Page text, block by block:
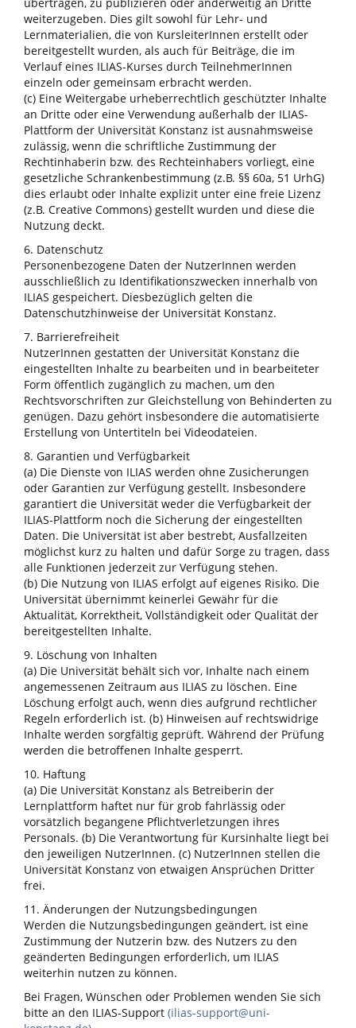
weiterzugeben. Dies gilt sowohl für Lehr- und
Lernmaterialien, die von KursleiterInnen erstellt oder
bereitgestellt wurden, als auch für Beiträge, die im
Verlauf eines ILIAS-Kurses durch TeilnehmerInnen
einzeln oder gemeinsam erbracht werden.
(c) Eine Weitergabe urheberrechtlich geschützter Inhalte
an Dritte oder eine Verwendung außerhalb der ILIAS-
Plattform der Universität Konstanz ist ausnahmsweise
zulässig, wenn die schriftliche Zustimmung der
Rechtinhaberin bzw. des Rechteinhabers vorliegt, eine
gesetzliche Schrankenbestimmung (z.B. §§ 60a, 51 UrhG)
dies erlaubt oder Inhalte explizit unter eine freie Lizenz
(z.B. Creative Commons) gestellt wurden und diese die
Nutzung deckt.
6. Datenschutz
Personenbezogene Daten der NutzerInnen werden
ausschließlich zu Identifikationszwecken innerhalb von
ILIAS gespeichert. Diesbezüglich gelten die
Datenschutzhinweise der Universität Konstanz.
7. Barrierefreiheit
NutzerInnen gestatten der Universität Konstanz die
eingestellten Inhalte zu bearbeiten und in bearbeiteter
Form öffentlich zugänglich zu machen, um den
Rechtsvorschriften zur Gleichstellung von Behinderten zu
genügen. Dazu gehört insbesondere die automatisierte
Erstellung von Untertiteln bei Videodateien.
8. Garantien und Verfügbarkeit
(a) Die Dienste von ILIAS werden ohne Zusicherungen
oder Garantien zur Verfügung gestellt. Insbesondere
garantiert die Universität weder die Verfügbarkeit der
ILIAS-Plattform noch die Sicherung der eingestellten
Daten. Die Universität ist aber bestrebt, Ausfallzeiten
möglichst kurz zu halten und dafür Sorge zu tragen, dass
alle Funktionen jederzeit zur Verfügung stehen.
(b) Die Nutzung von ILIAS erfolgt auf eigenes Risiko. Die
Universität übernimmt keinerlei Gewähr für die
Aktualität, Korrektheit, Vollständigkeit oder Qualität der
bereitgestellten Inhalte.
9. Löschung von Inhalten
(a) Die Universität behält sich vor, Inhalte nach einem
angemessenen Zeitraum aus ILIAS zu löschen. Eine
Löschung erfolgt auch, wenn dies aufgrund rechtlicher
Regeln erforderlich ist. (b) Hinweisen auf rechtswidrige
Inhalte werden sorgfältig geprüft. Während der Prüfung
werden die betroffenen Inhalte gesperrt.
10. Haftung
(a) Die Universität Konstanz als Betreiberin der
Lernplattform haftet nur für grob fahrlässig oder
vorsätzlich begangene Pflichtverletzungen ihres
Personals. (b) Die Verantwortung für Kursinhalte liegt bei
den jeweiligen NutzerInnen. (c) NutzerInnen stellen die
Universität Konstanz von etwaigen Ansprüchen Dritter
frei.
11. Änderungen der Nutzungsbedingungen
Werden die Nutzungsbedingungen geändert, ist eine
Zustimmung der Nutzerin bzw. des Nutzers zu den
geänderten Bedingungen erforderlich, um ILIAS
weiterhin nutzen zu können.
Bei Fragen, Wünschen oder Problemen wenden Sie sich
bitte an den ILIAS-Support (ilias-support@uni-